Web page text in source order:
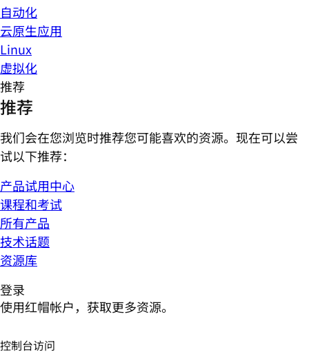
自动化
云原生应用
Linux
虚拟化
推荐
推荐
我们会在您浏览时推荐您可能喜欢的资源。现在可以尝
试以下推荐：
产品试用中心
课程和考试
所有产品
技术话题
资源库
登录
使用红帽帐户，获取更多资源。
控制台访问